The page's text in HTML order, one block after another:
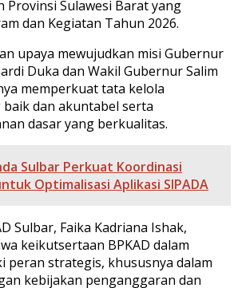
Provinsi Sulawesi Barat yang
dan Kegiatan Tahun 2026.
upaya mewujudkan misi Gubernur
Duka dan Wakil Gubernur Salim
memperkuat tata kelola
dan akuntabel serta
dasar yang berkualitas.
Sulbar Perkuat Koordinasi
Optimalisasi Aplikasi SIPADA
Sulbar, Faika Kadriana Ishak,
keikutsertaan BPKAD dalam
peran strategis, khususnya dalam
kebijakan penganggaran dan